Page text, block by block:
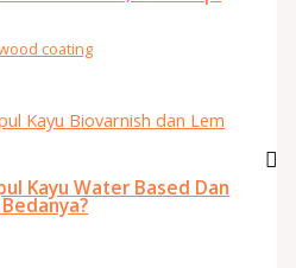
coating
Kayu Water Based Dan